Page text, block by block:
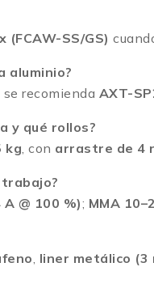
(FCAW-SS/GS)
aluminio?
se recomienda AXT-
y qué rollos?
kg, con arrastre de 4
trabajo?
@ 100 %); MMA
, liner metálico (3